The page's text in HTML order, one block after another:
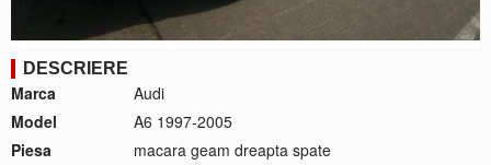
DESCRIERE
Marca
Audi
Model
A6 1997-2005
Piesa
macara geam dreapta spate